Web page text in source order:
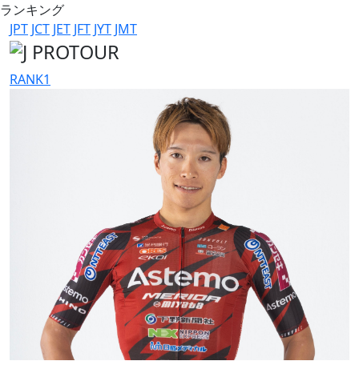
ランキング
JPT JCT JET JFT JYT JMT
RANK1